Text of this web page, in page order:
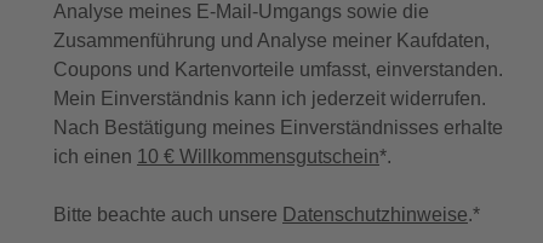
Analyse meines E-Mail-Umgangs sowie die
Zusammenführung und Analyse meiner Kaufdaten,
Coupons und Kartenvorteile umfasst, einverstanden.
Mein Einverständnis kann ich jederzeit widerrufen.
Nach Bestätigung meines Einverständnisses erhalte
ich einen 10 € Willkommensgutschein*.
Bitte beachte auch unsere Datenschutzhinweise.